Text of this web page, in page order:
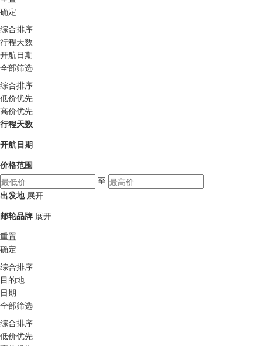
确定
综合排序
行程天数
开航日期
全部筛选
综合排序
低价优先
高价优先
行程天数
开航日期
价格范围
至
出发地 展开
邮轮品牌 展开
重置
确定
综合排序
目的地
日期
全部筛选
综合排序
低价优先